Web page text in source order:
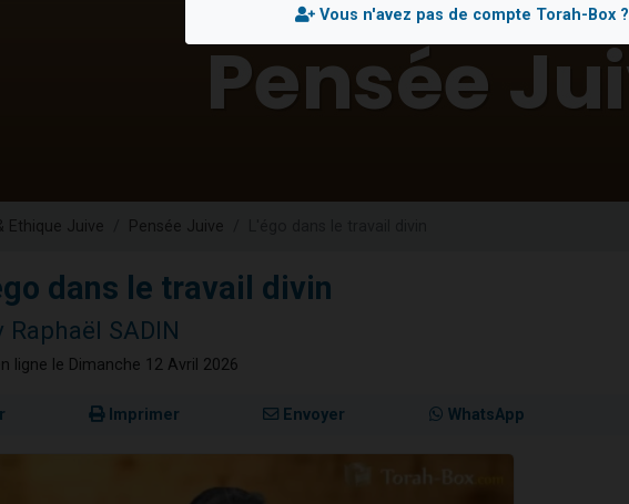
2 personnes viennent de nous rejoindre sur WhatsApp
13 personnes viennent de demander une bénédiction
30 personnes viennent de faire un don pour Sauvez la jambe de Yohan
Il reste 49 places pour étudier en groupe sur Zoom
Ethique Juive Pensée Juive
dans le travail divin
Raphaël SADIN
ligne le Dimanche 12 Avril 2026
Imprimer Envoyer WhatsApp
Vous n'avez pas de compte Torah-Box ?